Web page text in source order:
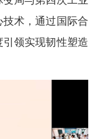
术，通过国际合
领实现韧性塑造